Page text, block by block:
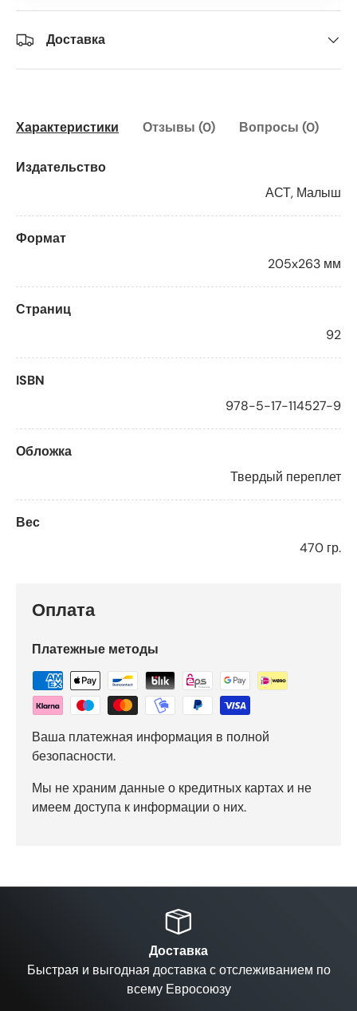
Доставка
Характеристики Отзывы (0) Вопросы (0)
Издательство
АСТ, Малыш
Формат
205x263 мм
Страниц
92
ISBN
978-5-17-114527-9
Обложка
Твердый переплет
Вес
470 гр.
Оплата
Платежные методы
Ваша платежная информация в полной
безопасности.
Мы не храним данные о кредитных картах и не
имеем доступа к информации о них.
Доставка
Быстрая и выгодная доставка с отслеживанием по
всему Евросоюзу